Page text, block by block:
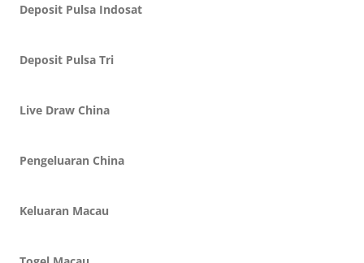
Deposit Pulsa Indosat
Deposit Pulsa Tri
Live Draw China
Pengeluaran China
Keluaran Macau